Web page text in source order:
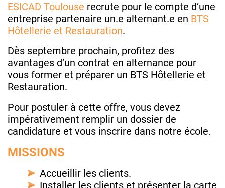
ESICAD Toulouse recrute pour le compte d’une
entreprise partenaire un.e alternant.e en BTS
Hôtellerie et Restauration.
Dès septembre prochain, profitez des
avantages d’un contrat en alternance pour
vous former et préparer un BTS Hôtellerie et
Restauration.
Pour postuler à cette offre, vous devez
impérativement remplir un dossier de
candidature et vous inscrire dans notre école.
MISSIONS
Accueillir les clients.